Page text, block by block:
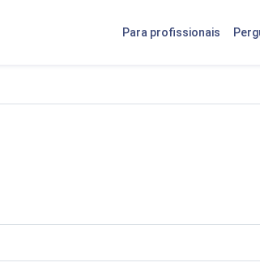
Para profissionais